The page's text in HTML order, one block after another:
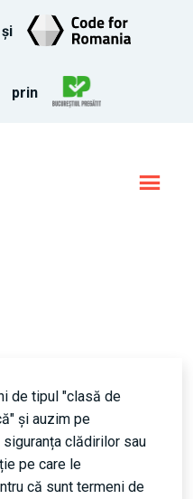
și
prin
de tipul "clasă de
și auzim pe
clădirilor sau
pe care le
că sunt termeni de